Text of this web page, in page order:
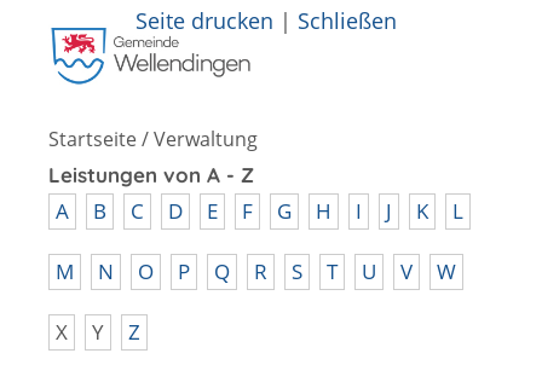
Seite drucken | Schließen
Startseite/Verwaltung
Leistungen von A - Z
A B C D E F G H I J K L
M N O P Q R S T U V W
X Y Z